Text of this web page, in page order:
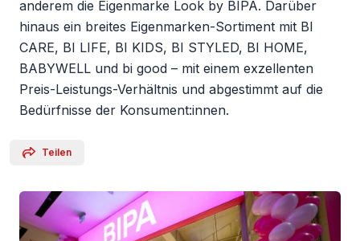
anderem die Eigenmarke Look by BIPA. Darüber
hinaus ein breites Eigenmarken-Sortiment mit BI
CARE, BI LIFE, BI KIDS, BI STYLED, BI HOME,
BABYWELL und bi good – mit einem exzellenten
Preis-Leistungs-Verhältnis und abgestimmt auf die
Bedürfnisse der Konsument:innen.
Teilen